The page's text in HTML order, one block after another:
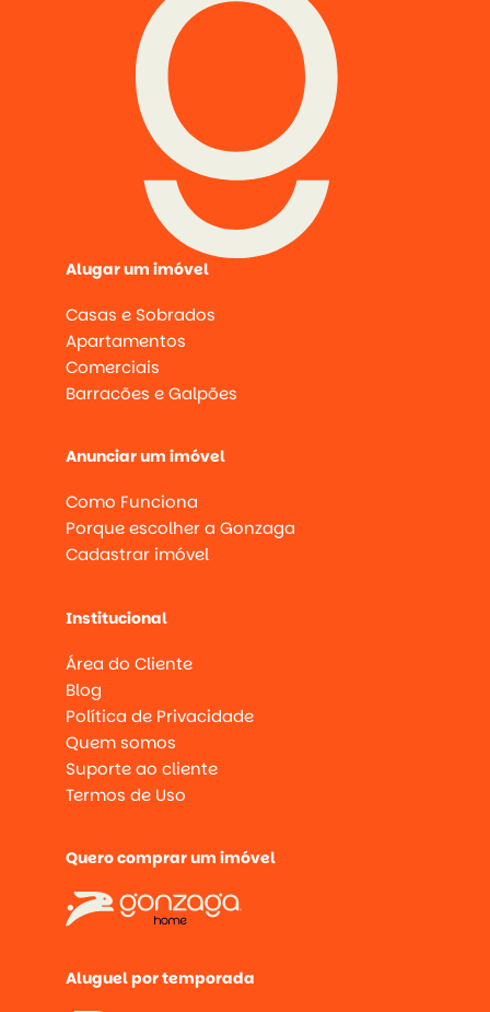
Alugar um imóvel
Casas e Sobrados
Apartamentos
Comerciais
Barracões e Galpões
Anunciar um imóvel
Como Funciona
Porque escolher a Gonzaga
Cadastrar imóvel
Institucional
Área do Cliente
Blog
Política de Privacidade
Quem somos
Suporte ao cliente
Termos de Uso
Quero comprar um imóvel
Aluguel por temporada